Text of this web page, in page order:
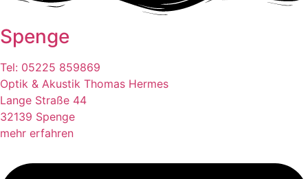
Spenge
Tel: 05225 859869
Optik & Akustik Thomas Hermes
Lange Straße 44
32139 Spenge
mehr erfahren